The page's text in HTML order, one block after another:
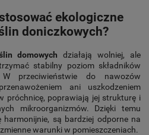
ekologiczne
doniczkowych?
domowych działają wolniej, ale
stabilny poziom składników
przeciwieństwie do nawozów
ani uszkodzeniem
próchnicę, poprawiają jej strukturę i
mikroorganizmów. Dzięki temu
są bardziej odporne na
warunki w pomieszczeniach.